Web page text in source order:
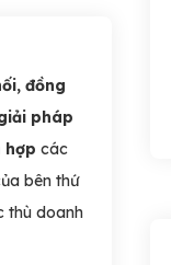
đồng
pháp
hợp các
bên thứ
thù doanh